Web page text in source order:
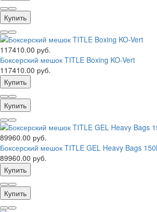
Купить
117410.00 руб.
Боксерский мешок TITLE Boxing KO-Vert
117410.00 руб.
Купить
Купить
89960.00 руб.
Боксерский мешок TITLE GEL Heavy Bags
89960.00 руб.
Купить
Купить